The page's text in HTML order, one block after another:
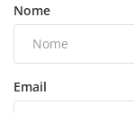
Nome
Email